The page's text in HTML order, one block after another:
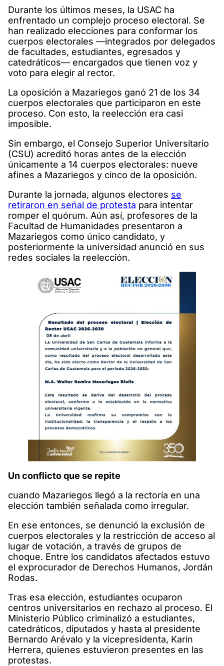
Durante los últimos meses, la USAC ha
enfrentado un complejo proceso electoral. Se
han realizado elecciones para conformar los
cuerpos electorales —integrados por delegados
de facultades, estudiantes, egresados y
catedráticos— encargados que tienen voz y
voto para elegir al rector.
La oposición a Mazariegos ganó 21 de los 34
cuerpos electorales que participaron en este
proceso. Con esto, la reelección era casi
imposible.
Sin embargo, el Consejo Superior Universitario
(CSU) acreditó horas antes de la elección
únicamente a 14 cuerpos electorales: nueve
afines a Mazariegos y cinco de la oposición.
Durante la jornada, algunos electores se
retiraron en señal de protesta para intentar
romper el quórum. Aún así, profesores de la
Facultad de Humanidades presentaron a
Mazariegos como único candidato, y
posteriormente la universidad anunció en sus
redes sociales la reelección.
Un conflicto que se repite
cuando Mazariegos llegó a la rectoría en una
elección también señalada como irregular.
En ese entonces, se denunció la exclusión de
cuerpos electorales y la restricción de acceso al
lugar de votación, a través de grupos de
choque. Entre los candidatos afectados estuvo
el exprocurador de Derechos Humanos, Jordán
Rodas.
Tras esa elección, estudiantes ocuparon
centros universitarios en rechazo al proceso. El
Ministerio Público criminalizó a estudiantes,
catedráticos, diputados y hasta al presidente
Bernardo Arévalo y la vicepresidenta, Karin
Herrera, quienes estuvieron presentes en las
protestas.